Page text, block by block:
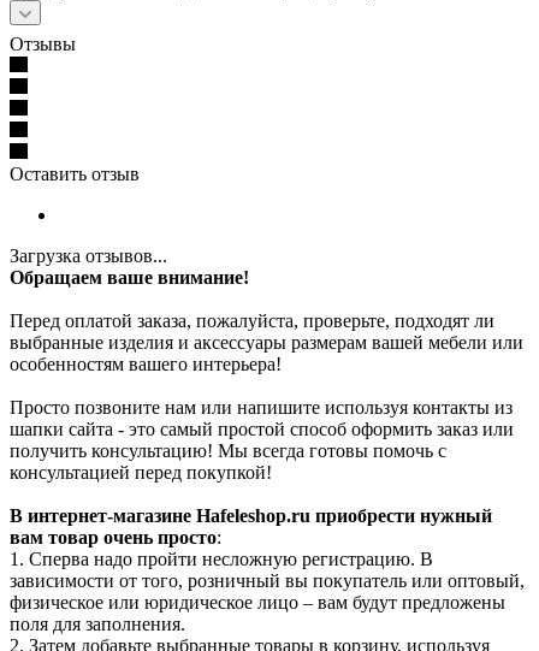
Отзывы
Оставить отзыв
Загрузка отзывов...
Обращаем ваше внимание!
Перед оплатой заказа, пожалуйста, проверьте, подходят ли
выбранные изделия и аксессуары размерам вашей мебели или
особенностям вашего интерьера!
Просто позвоните нам или напишите используя контакты из
шапки сайта - это самый простой способ оформить заказ или
получить консультацию! Мы всегда готовы помочь с
консультацией перед покупкой!
В интернет-магазине Hafeleshop.ru приобрести нужный
вам товар очень просто:
1. Сперва надо пройти несложную регистрацию. В
зависимости от того, розничный вы покупатель или оптовый,
физическое или юридическое лицо – вам будут предложены
поля для заполнения.
2. Затем добавьте выбранные товары в корзину, используя